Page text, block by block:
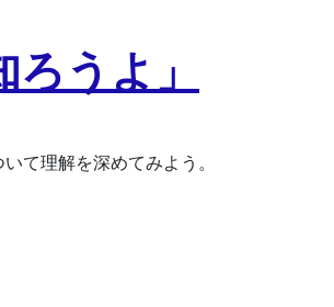
うよ」
て理解を深めてみよう。